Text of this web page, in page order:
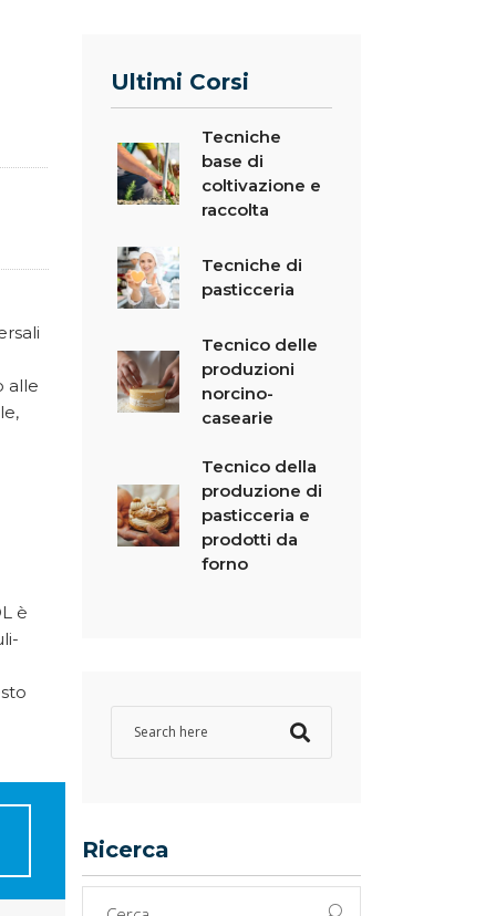
alle
è
Ultimi Corsi
Tecniche
base di
coltivazione e
raccolta
Tecniche di
pasticceria
Tecnico delle
produzioni
norcino-
casearie
Tecnico della
produzione di
pasticceria e
prodotti da
forno
Ricerca